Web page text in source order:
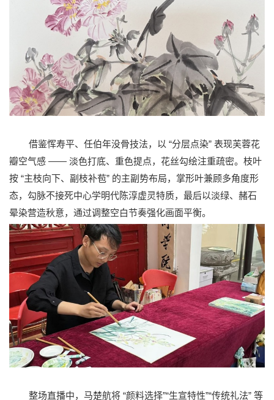
借鉴恽寿平、任伯年没骨技法，以 “分层点染” 表现芙蓉花
瓣空气感 —— 淡色打底、重色提点，花丝勾绘注重疏密。枝叶
按 “主枝向下、副枝补苞” 的主副势布局，掌形叶兼顾多角度形
态，勾脉不接死中心学明代陈淳虚灵特质，最后以淡绿、赭石
晕染营造秋意，通过调整空白节奏强化画面平衡。
整场直播中，马楚航将“颜料选择”“生宣特性”“传统礼法” 等